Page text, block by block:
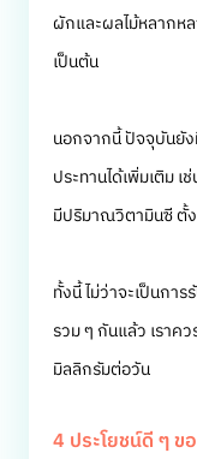
ผักและผลไม้หลากห
เป็นต้น
นอกจากนี้ ปัจจุบันยัง
ประทานได้เพิ่มเติม
มีปริมาณวิตามินซี ตั้
ทั้งนี้ ไม่ว่าจะเป็นกา
รวม ๆ กันแล้ว เราค
มิลลิกรัมต่อวัน
4 ประโยชน์ดี ๆ ข